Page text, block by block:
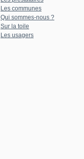
Les communes
Qui sommes-nous ?
Sur la toile
Les usagers